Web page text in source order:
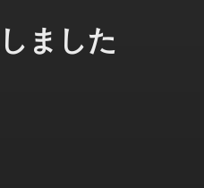
ました